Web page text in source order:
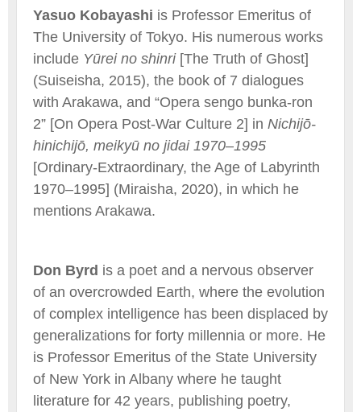
Yasuo Kobayashi is Professor Emeritus of
The University of Tokyo. His numerous works
include Yūrei no shinri[The Truth of Ghost]
(Suiseisha, 2015), the book of 7 dialogues
with Arakawa, and “Opera sengo bunka-ron
2” [On Opera Post-War Culture 2] in Nichijō-
hinichijō, meikyū no jidai 1970–1995
[Ordinary-Extraordinary, the Age of Labyrinth
1970–1995] (Miraisha, 2020), in which he
mentions Arakawa.
Don Byrd is a poet and a nervous observer
of an overcrowded Earth, where the evolution
of complex intelligence has been displaced by
generalizations for forty millennia or more. He
is Professor Emeritus of the State University
of New York in Albany where he taught
literature for 42 years, publishing poetry,